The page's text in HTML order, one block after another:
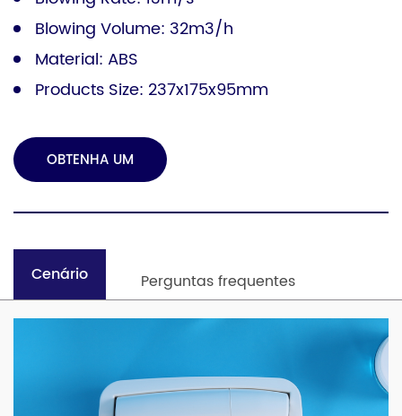
Blowing Volume: 32m3/h
Material: ABS
Products Size: 237x175x95mm
OBTENHA UM
ORÇAMENTO
Cenário Perguntas frequentes